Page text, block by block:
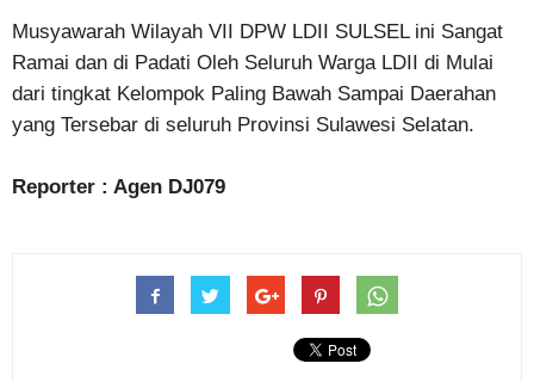
Musyawarah Wilayah VII DPW LDII SULSEL ini Sangat
Ramai dan di Padati Oleh Seluruh Warga LDII di Mulai
dari tingkat Kelompok Paling Bawah Sampai Daerahan
yang Tersebar di seluruh Provinsi Sulawesi Selatan.
Reporter : Agen DJ079